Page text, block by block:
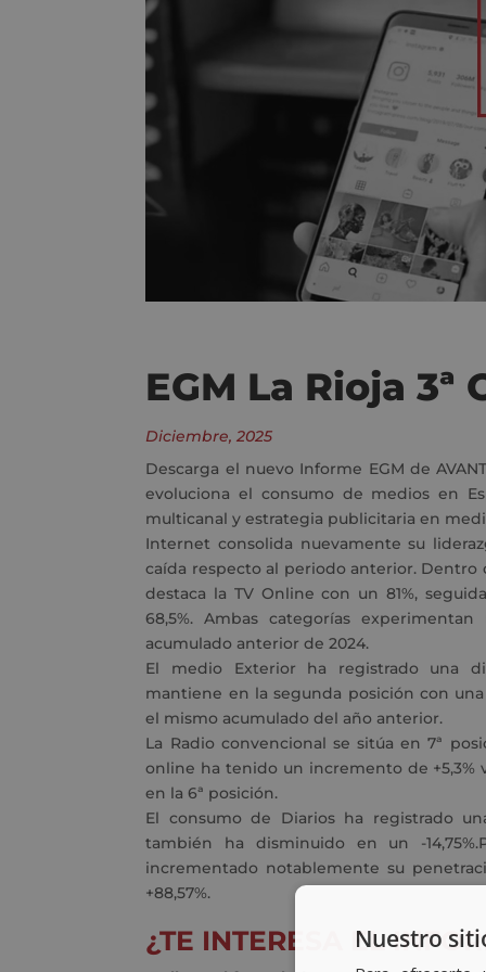
EGM La Rioja 3ª
Diciembre, 2025
Descarga el nuevo Informe EGM de
evoluciona el consumo de medios en
multicanal y estrategia publicitaria en
Internet consolida nuevamente su
caída respecto al periodo anterior.
destaca la TV Online con un 81%,
68,5%. Ambas categorías
acumulado anterior de 2024.
El medio Exterior ha registrado una
mantiene en la segunda posición con
el mismo acumulado del año anterior.
La Radio convencional se sitúa en 7ª
online ha tenido un incremento de +5,3%
en la 6ª posición.
El consumo de Diarios ha registrado
también ha disminuido en un -
incrementado notablemente su
+88,57%.
¿TE INTERESA ELNuestro